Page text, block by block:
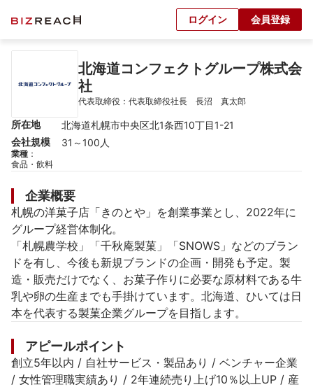
ログイン 会員登録
北海道コンフェクトグループ株式会
社
代表取締役：代表取締役社長　長沼　真太郎
所在地
北海道札幌市中央区北1条西10丁目1-21
会社規模
31～100人
業種 ：
食品・飲料
企業概要
札幌の洋菓子店「きのとや」を創業事業とし、2022年に
グループ経営体制化。
「札幌農学校」「千秋庵製菓」「SNOWS」などのブラン
ドを有し、今後も新規ブランドの企画・開発も予定。製
造・販売だけでなく、お菓子作りに必要な原材料である牛
乳や卵の生産までも手掛けています。北海道、ひいては日
本を代表する製菓企業グループを目指します。
アピールポイント
創立5年以内 / 自社サービス・製品あり / ベンチャー企業
/ 女性管理職実績あり / 2年連続売り上げ10％以上UP / 産